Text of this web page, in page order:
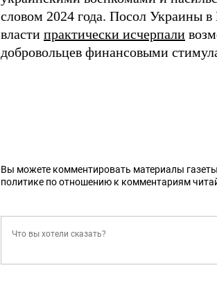
словом 2024 года. Посол Украины
власти практически исчерпали
добровольцев финансовыми
Вы можете комментировать материалы
политике по отношению к комментариям